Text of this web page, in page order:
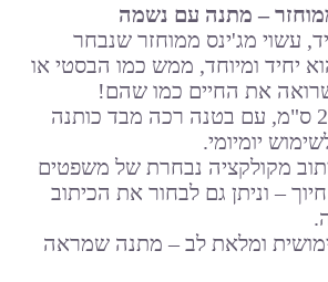
– מתנה עם נשמה
עשוי מג'ינס ממוחזר שנבחר
יחיד ומיוחד, ממש כמו הבסטי או
את החיים כמו שהם!
בגודל נוח של 16×23 ס"מ, עם בטנה רכה מבד כותנה
יומיומי.
מקולקציה נבחרת של משפטים
– וניתן גם לבחור את הכיתוב
ומלאת לב – מתנה שמראה